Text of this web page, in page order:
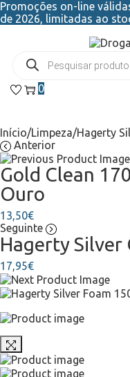
Promoções on-line
de 2026, limitadas ao
0
Início/Limpeza/Hagerty
Anterior
Gold Clean
Ouro
13,50€
Seguinte
Hagerty Silver
17,95€